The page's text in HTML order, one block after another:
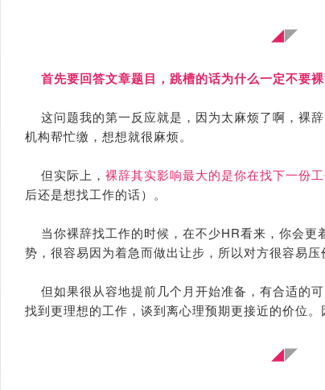
◢◤
首先要回答文章题目，跳槽的话为什么一定不要裸
这问题我的第一反应就是，因为太麻烦了啊，裸
机构帮忙缴，想想就很麻烦。
但实际上， 裸辞其实影响最大的是你在找下一份
后还是想找工作的话）。
当你裸辞找工作的时候，在不少HR看来，你会
势，很容易因为着急而做出让步，所以对方很容易压
但如果很从容地提前几个月开始准备，有合适的
找到更理想的工作，谈到离心理预期更接近的价位。
◢◤